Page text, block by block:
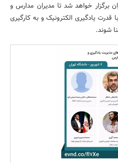
بانک، بیمه و سرمایه
برگزار خواهد شد تا مدیران مدارس و
یادگیری الکترونیک و به کارگیری
شوند.